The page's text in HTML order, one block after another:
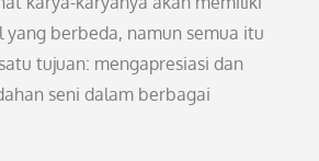
yang berbeda, namun semua itu
tujuan: mengapresiasi dan
seni dalam berbagai